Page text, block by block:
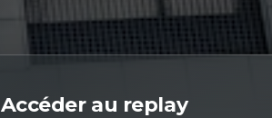
Accéder au replay